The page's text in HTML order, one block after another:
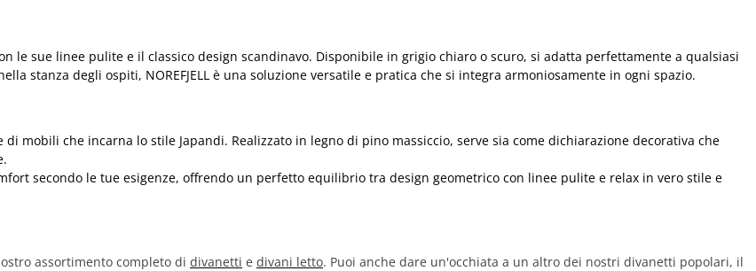
le sue linee pulite e il classico design scandinavo. Disponibile in grigio chiaro o scuro, si adatta perfettamente a qualsiasi
stanza degli ospiti, NOREFJELL è una soluzione versatile e pratica che si integra armoniosamente in ogni spazio.
mobili che incarna lo stile Japandi. Realizzato in legno di pino massiccio, serve sia come dichiarazione decorativa che
secondo le tue esigenze, offrendo un perfetto equilibrio tra design geometrico con linee pulite e relax in vero stile e
assortimento completo di divanetti e divani letto. Puoi anche dare un'occhiata a un altro dei nostri divanetti popolari, il